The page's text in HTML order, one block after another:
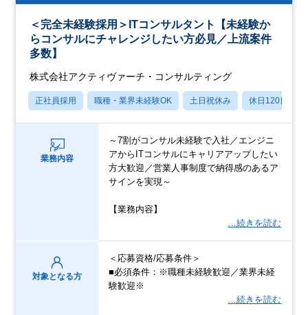
＜完全未経験採用＞ITコンサルタント【未経験か
らコンサルにチャレンジしたい方必見／上流案件
多数】
株式会社アクティヴァーチ・コンサルティング
正社員採用 職種・業界未経験OK 土日祝休み 休日120日以上
業務内容
～7割がコンサル未経験で入社／エンジニ
アからITコンサルにキャリアアップしたい
方大歓迎／営業人事制度で納得感のあるア
サインを実現～
【業務内容】
…続きを読む
対象となる方
＜応募資格/応募条件＞
■必須条件：※職種未経験歓迎／業界未経
験歓迎※
…続きを読む